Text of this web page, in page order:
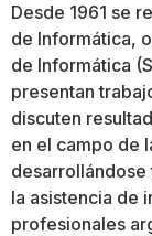
Desde 1961 se
de Informática,
de Informática
presentan
discuten
en el campo de
la asistencia de
profesionales